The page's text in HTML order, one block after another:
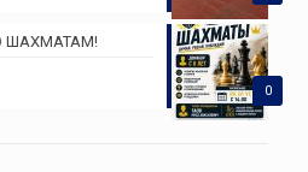
0
ШАХМАТАМ!